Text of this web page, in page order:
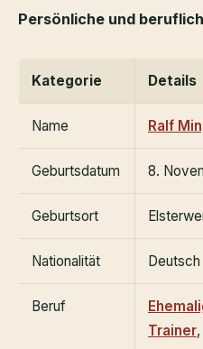
Persönliche und
Kategorie Details
Name Ralf
Geburtsdatum 8.
Geburtsort
Nationalität Deutsch
Beruf
Trainer